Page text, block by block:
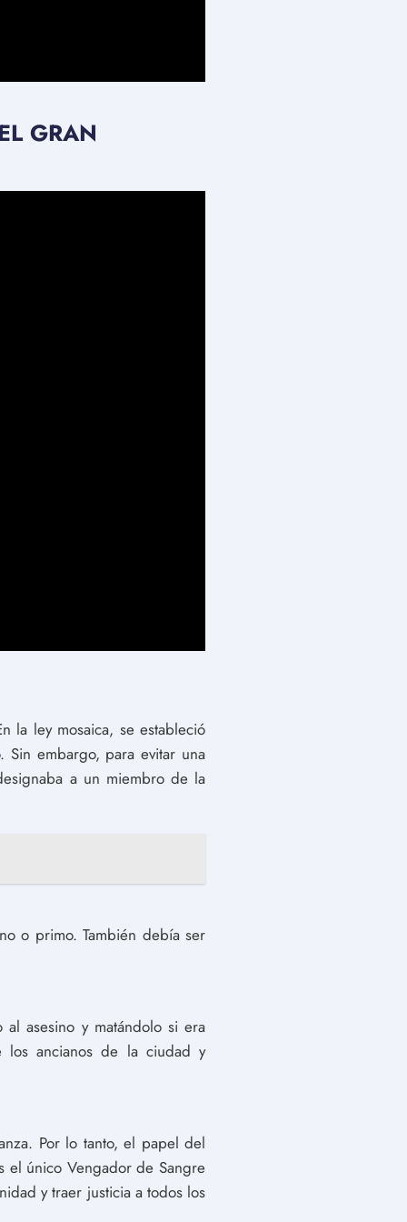
GRAN
la ley mosaica, se estableció
Sin embargo, para evitar una
a un miembro de la
o primo. También debía ser
asesino y matándolo si era
los ancianos de la ciudad y
Por lo tanto, el papel del
el único Vengador de Sangre
y traer justicia a todos los